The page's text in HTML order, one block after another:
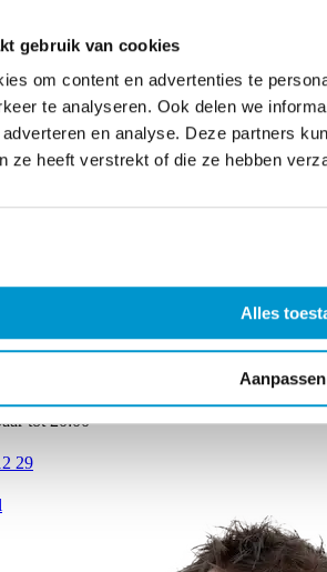
gebruik van cookies
om content en advertenties te
te analyseren. Ook delen we
en analyse. Deze partners
ze heeft verstrekt of die ze hebben
Alles
Aanpassen
tot 20:00
29